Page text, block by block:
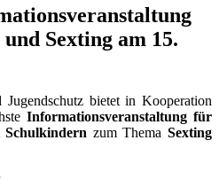
Sexting am 15.
bietet in Kooperation
Informationsveranstaltung für
zum ThemaSexting